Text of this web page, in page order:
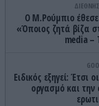
Ο Μ.Ρούμπιο
«Όποιος ζητά βίζα
media –
Ειδικός εξηγεί: Έτσι
οργασμό και την